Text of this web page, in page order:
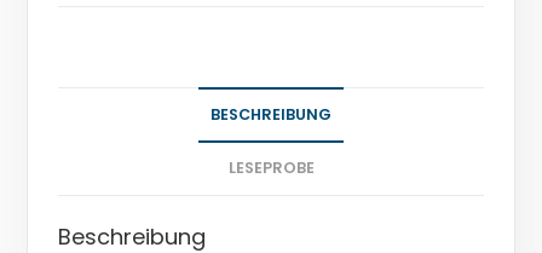
BESCHREIBUNG
LESEPROBE
Beschreibung